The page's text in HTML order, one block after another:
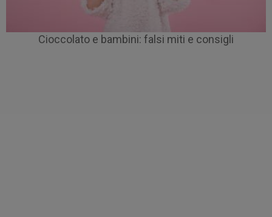
Cioccolato e bambini: falsi miti e consigli